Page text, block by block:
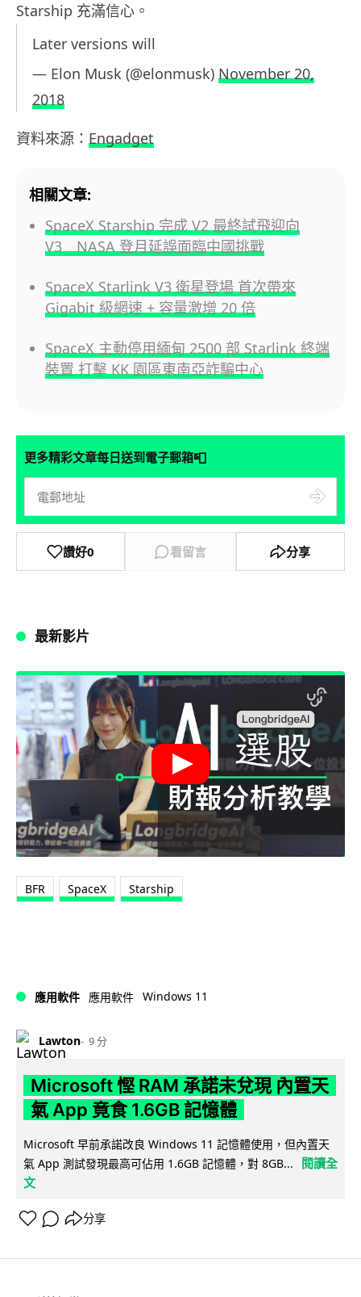
Starship 充滿信心。
Later versions will
— Elon Musk (@elonmusk) November 20,
2018
資料來源： Engadget
相關文章:
SpaceX Starship 完成 V2 最終試飛迎向
V3 NASA 登月延誤面臨中國挑戰
SpaceX Starlink V3 衛星登場 首次帶來
Gigabit 級網速 + 容量激增 20 倍
SpaceX 主動停用緬甸 2500 部 Starlink 終端
裝置 打擊 KK 園區東南亞詐騙中心
更多精彩文章每日送到電子郵箱📮
讚好0 看留言 分享
最新影片
BFR SpaceX Starship
應用軟件 應用軟件 Windows 11
Lawton 9 分
Microsoft 慳 RAM 承諾未兌現 內置天
氣 App 竟食 1.6GB 記憶體
Microsoft 早前承諾改良 Windows 11 記憶體使用，但內置天
氣 App 測試發現最高可佔用 1.6GB 記憶體，對 8GB...
閱讀全
文
分享